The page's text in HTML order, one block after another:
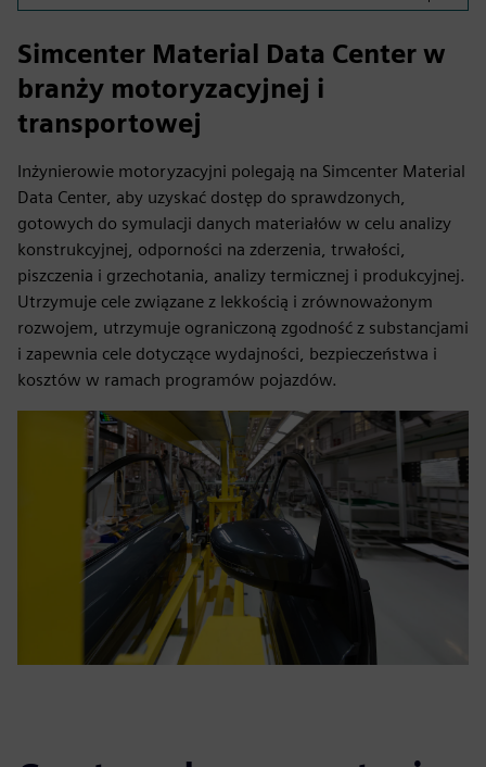
Simcenter Material Data Center w
branży motoryzacyjnej i
transportowej
Inżynierowie motoryzacyjni polegają na Simcenter Material
Data Center, aby uzyskać dostęp do sprawdzonych,
gotowych do symulacji danych materiałów w celu analizy
konstrukcyjnej, odporności na zderzenia, trwałości,
piszczenia i grzechotania, analizy termicznej i produkcyjnej.
Utrzymuje cele związane z lekkością i zrównoważonym
rozwojem, utrzymuje ograniczoną zgodność z substancjami
i zapewnia cele dotyczące wydajności, bezpieczeństwa i
kosztów w ramach programów pojazdów.